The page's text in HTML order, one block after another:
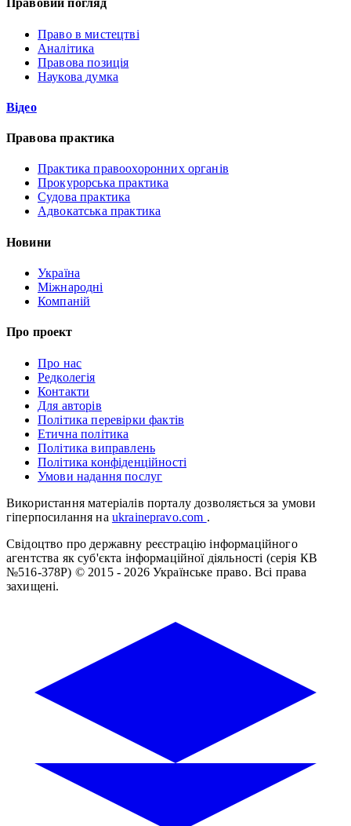
Правовий погляд
Право в мистецтві
Аналітика
Правова позиція
Наукова думка
Відео
Правова практика
Практика правоохоронних органів
Прокурорська практика
Судова практика
Адвокатська практика
Новини
Україна
Міжнародні
Компаній
Про проект
Про нас
Редколегія
Контакти
Для авторів
Політика перевірки фактів
Етична політика
Політика виправлень
Політика конфіденційності
Умови надання послуг
Використання матеріалів порталу дозволяється за умови
гіперпосилання на ukrainepravo.com .
Свідоцтво про державну реєстрацію інформаційного
агентства як суб'єкта інформаційної діяльності (серія КВ
№516-378Р) © 2015 - 2026 Українське право. Всі права
захищені.